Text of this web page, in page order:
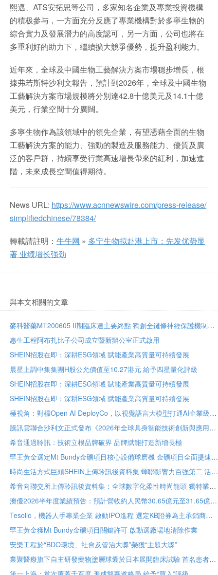
熙邁、ATS安拓思等公司，多家知名企業及專業投資機構
的積极參与，一方面充分反應了專業機構對於多寧生物的
綜合實力及發展潛力的高度認可，另一方面，公司也將在
多重利好的助力下，繼續擴大競爭優勢，提升盈利能力。
近年來，全球及中國生物工藝解決方案市場穩步增長，根
據弗若斯特沙利文報告，預計到2026年，全球及中國生物
工藝解決方案市場規模將分別達42.8十億美元及14.1十億
美元，行業空間十分廣闊。
多寧生物作為該領域中的領先企業，有望憑藉全面的生物
工藝解決方案的能力、強勁的製造及服務能力、優質及廣
泛的客戶群，持續享受行業高速增長帶來的紅利，加速進
階，未來成長空間值得期待。
News URL: https://www.acnnewswire.com/press-release/
simplifiedchinese/78384/
轉載請註明： 牛牛网 » 多宁生物拟赴港上市：先发优势显
著 业绩增长强劲
與本文相關的文章
麥科醫藥MT200605 II期臨床達主要終點 獨創全鏈條神經保護機制將亮相國際卒中大會
惠生工程阿布扎比子公司成立暨新辦公室正式啟用
SHEIN招股在即：深耕ESG領域 賦能產業高質量可持續發展
晨星上調中集集團H股公允價值至10.27港元 給予四星量化評級
SHEIN招股在即：深耕ESG領域 賦能產業高質量可持續發展
SHEIN招股在即：深耕ESG領域 賦能產業高質量可持續發展
極視角：對標Open AI DeployCo，以視覺語言大模型打通AI企業級落地“最後一公里”
騰訊雲聯合沙利文正式發布《2026年全球具身智能技術創新與應用白皮書》
希音通過聆訊：技術立根品牌破界 品牌賦能打造新增長極
罕王黃金選定Mt Bundy金礦項目核心設備球磨機 金礦項目全面提速
時尚生活方式巨頭SHEIN上傳聆訊後資料集 蟬聯影響力百強第二 活躍顧客達2.73億
希音向聯交所上傳聆訊後資料集：全球數字化柔性時尚龍頭 獨特業務模式構築堅固護城河
澳優2026半年度業績預告：預計營收約人民幣30.65億元至31.65億元 核心業務基礎保持穩定
Tesollo，機器人手專業企業 啟動IPO進程 選定KB證券為主承銷商
罕王黃金獲Mt Bundy金礦項目關鍵許可 啟動選廠場地清除作業
安樂工程於“BDO環境、社會及管治大獎”榮獲“主題大獎”
業聚醫療旗下自主研發藥物塗層球囊於日本展開臨床試驗 首名患者已入組